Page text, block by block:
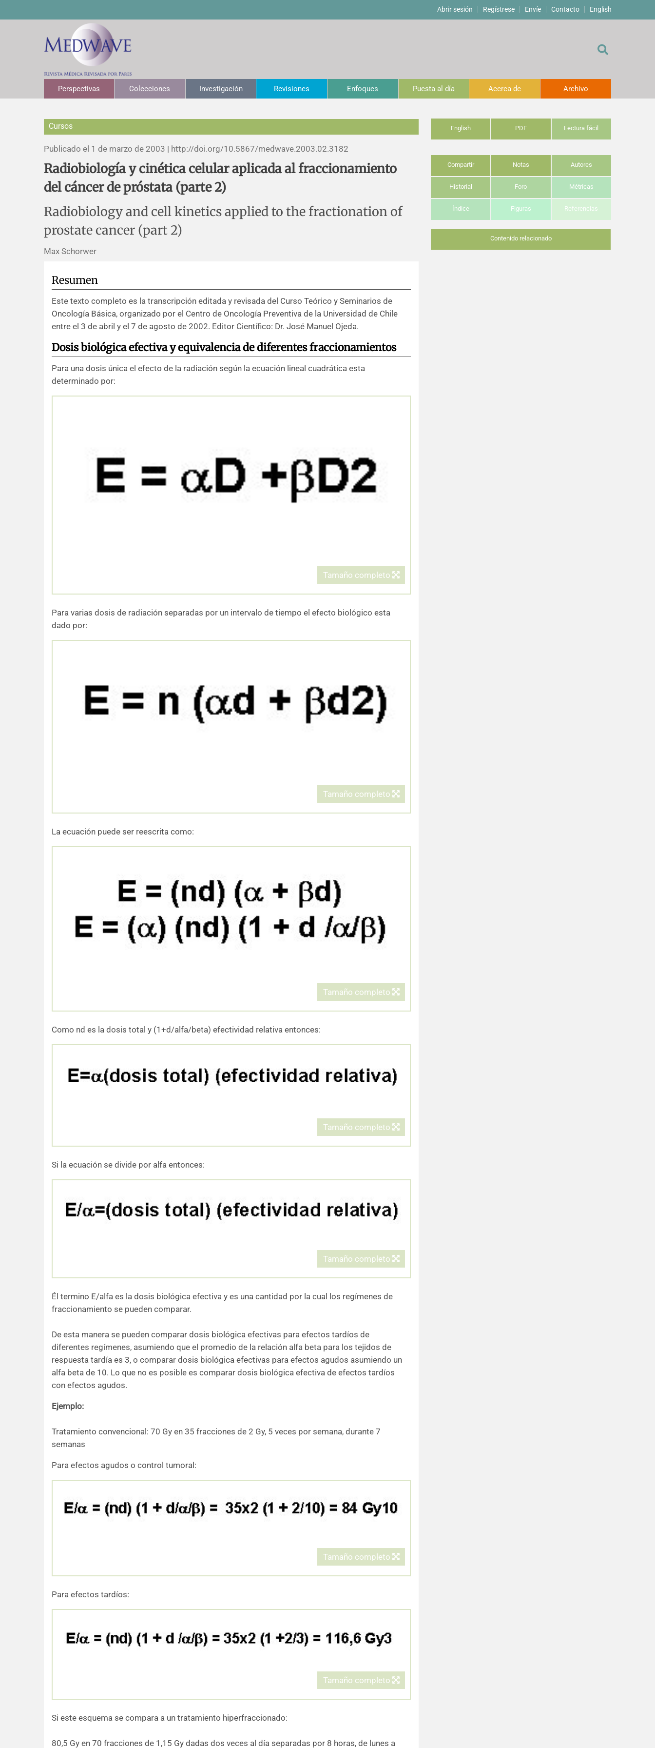
Abrir sesión Regístrese Envíe Contacto English
Perspectivas Colecciones Investigación Revisiones Enfoques Puesta al día Acerca de Archivo
Cursos
Publicado el 1 de marzo de 2003 | http://doi.org/10.5867/medwave.2003.02.3182
Radiobiología y cinética celular aplicada al fraccionamiento
del cáncer de próstata (parte 2)
Radiobiology and cell kinetics applied to the fractionation of
prostate cancer (part 2)
Max Schorwer
Resumen
Este texto completo es la transcripción editada y revisada del Curso Teórico y Seminarios de
Oncología Básica, organizado por el Centro de Oncología Preventiva de la Universidad de Chile
entre el 3 de abril y el 7 de agosto de 2002. Editor Científico: Dr. José Manuel Ojeda.
Dosis biológica efectiva y equivalencia de diferentes fraccionamientos
Para una dosis única el efecto de la radiación según la ecuación lineal cuadrática esta
determinado por:
Tamaño completo
Para varias dosis de radiación separadas por un intervalo de tiempo el efecto biológico esta
dado por:
Tamaño completo
La ecuación puede ser reescrita como:
Tamaño completo
Como nd es la dosis total y (1+d/alfa/beta) efectividad relativa entonces:
Tamaño completo
Si la ecuación se divide por alfa entonces:
Tamaño completo
Él termino E/alfa es la dosis biológica efectiva y es una cantidad por la cual los regímenes de
fraccionamiento se pueden comparar.
De esta manera se pueden comparar dosis biológica efectivas para efectos tardíos de
diferentes regímenes, asumiendo que el promedio de la relación alfa beta para los tejidos de
respuesta tardía es 3, o comparar dosis biológica efectivas para efectos agudos asumiendo un
alfa beta de 10. Lo que no es posible es comparar dosis biológica efectiva de efectos tardíos
con efectos agudos.
Ejemplo:
Tratamiento convencional: 70 Gy en 35 fracciones de 2 Gy, 5 veces por semana, durante 7
semanas
Para efectos agudos o control tumoral:
Tamaño completo
Para efectos tardíos:
Tamaño completo
Si este esquema se compara a un tratamiento hiperfraccionado:
80,5 Gy en 70 fracciones de 1,15 Gy dadas dos veces al día separadas por 8 horas, de lunes a
English PDF Lectura fácil
Compartir Notas Autores
Historial Foro Métricas
Índice Figuras Referencias
Contenido relacionado